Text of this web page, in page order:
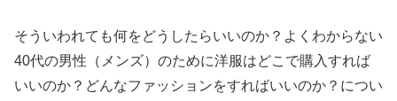
そういわれても何をどうしたらいいのか？よくわからない
40代の男性（メンズ）のために洋服はどこで購入すれば
いいのか？どんなファッションをすればいいのか？につい